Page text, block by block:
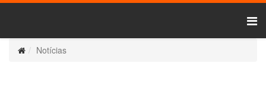
Notícias